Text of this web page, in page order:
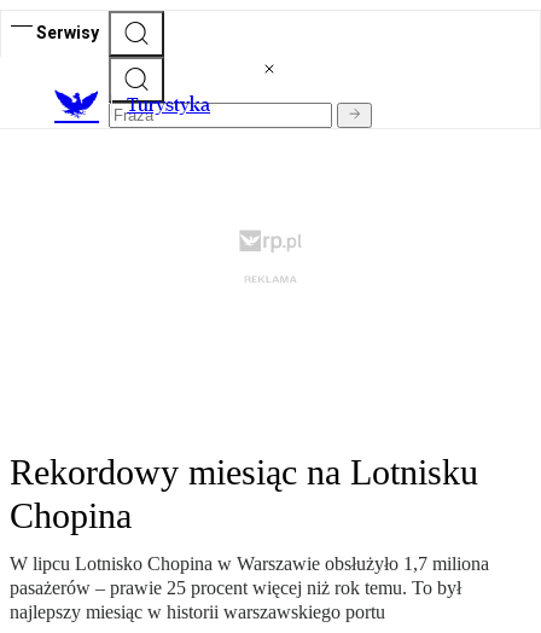
Serwisy
Turystyka
Rekordowy miesiąc na Lotnisku
Chopina
W lipcu Lotnisko Chopina w Warszawie obsłużyło 1,7 miliona
pasażerów – prawie 25 procent więcej niż rok temu. To był
najlepszy miesiąc w historii warszawskiego portu